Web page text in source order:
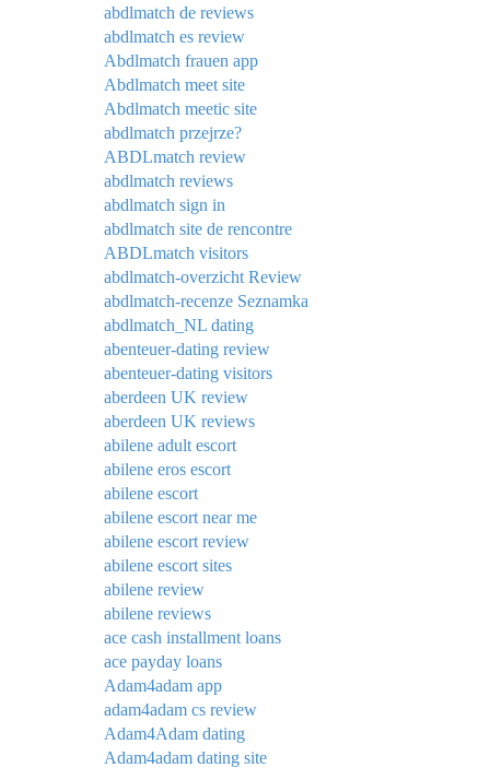
abdlmatch de reviews
abdlmatch es review
Abdlmatch frauen app
Abdlmatch meet site
Abdlmatch meetic site
abdlmatch przejrze?
ABDLmatch review
abdlmatch reviews
abdlmatch sign in
abdlmatch site de rencontre
ABDLmatch visitors
abdlmatch-overzicht Review
abdlmatch-recenze Seznamka
abdlmatch_NL dating
abenteuer-dating review
abenteuer-dating visitors
aberdeen UK review
aberdeen UK reviews
abilene adult escort
abilene eros escort
abilene escort
abilene escort near me
abilene escort review
abilene escort sites
abilene review
abilene reviews
ace cash installment loans
ace payday loans
Adam4adam app
adam4adam cs review
Adam4Adam dating
Adam4adam dating site